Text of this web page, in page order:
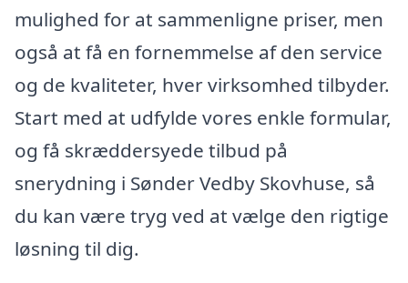
mulighed for at sammenligne priser, men
også at få en fornemmelse af den service
og de kvaliteter, hver virksomhed tilbyder.
Start med at udfylde vores enkle formular,
og få skræddersyede tilbud på
snerydning i Sønder Vedby Skovhuse, så
du kan være tryg ved at vælge den rigtige
løsning til dig.